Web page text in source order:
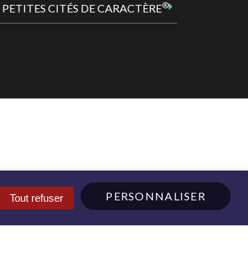
Tout refuser PERSONNALISER
PETITES CITÉS DE CARACTÈRE®